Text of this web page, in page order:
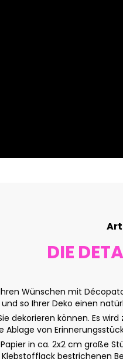
DIE
Ihren Wünschen mit
so Ihrer Deko einen
Sie dekorieren können. Es
Ablage von
Papier in ca. 2x2 cm
bestrichenen